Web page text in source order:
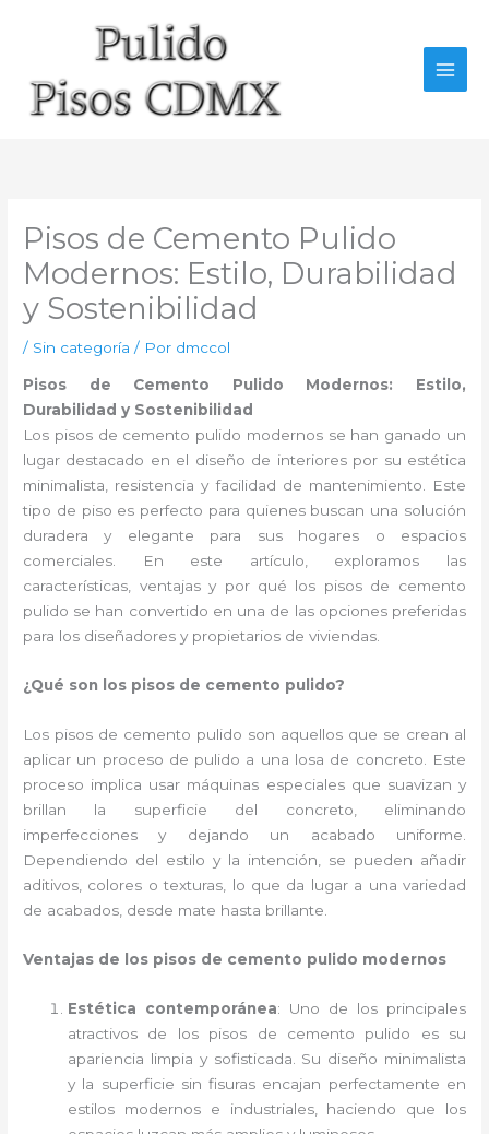
Pisos de Cemento Pulido
Modernos: Estilo, Durabilidad
y Sostenibilidad
/ Sin categoría / Por dmccol
Pisos de Cemento Pulido Modernos: Estilo,
Durabilidad y Sostenibilidad
Los pisos de cemento pulido modernos se han ganado un
lugar destacado en el diseño de interiores por su estética
minimalista, resistencia y facilidad de mantenimiento. Este
tipo de piso es perfecto para quienes buscan una solución
duradera y elegante para sus hogares o espacios
comerciales. En este artículo, exploramos las
características, ventajas y por qué los pisos de cemento
pulido se han convertido en una de las opciones preferidas
para los diseñadores y propietarios de viviendas.
¿Qué son los pisos de cemento pulido?
Los pisos de cemento pulido son aquellos que se crean al
aplicar un proceso de pulido a una losa de concreto. Este
proceso implica usar máquinas especiales que suavizan y
brillan la superficie del concreto, eliminando
imperfecciones y dejando un acabado uniforme.
Dependiendo del estilo y la intención, se pueden añadir
aditivos, colores o texturas, lo que da lugar a una variedad
de acabados, desde mate hasta brillante.
Ventajas de los pisos de cemento pulido modernos
Estética contemporánea: Uno de los principales
atractivos de los pisos de cemento pulido es su
apariencia limpia y sofisticada. Su diseño minimalista
y la superficie sin fisuras encajan perfectamente en
estilos modernos e industriales, haciendo que los